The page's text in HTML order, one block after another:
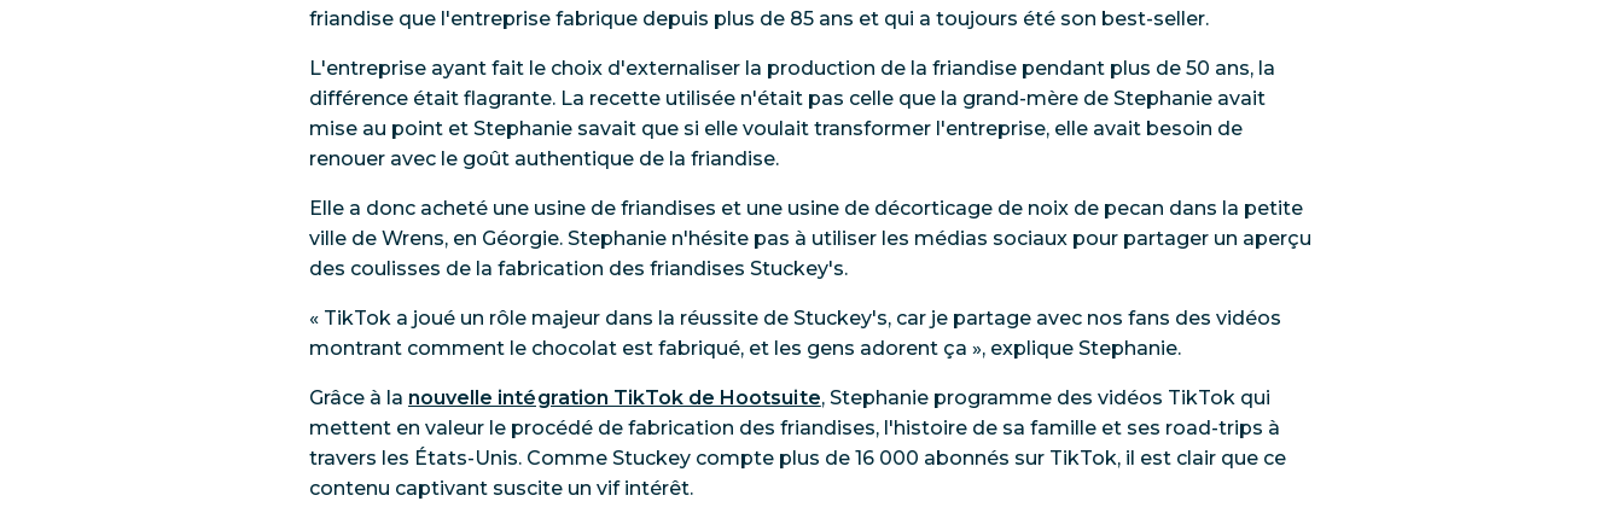
friandise que l'entreprise fabrique depuis plus de 85 ans et qui a toujours été son best-seller.
L'entreprise ayant fait le choix d'externaliser la production de la friandise pendant plus de 50 ans, la
différence était flagrante. La recette utilisée n'était pas celle que la grand-mère de Stephanie avait
mise au point et Stephanie savait que si elle voulait transformer l'entreprise, elle avait besoin de
renouer avec le goût authentique de la friandise.
Elle a donc acheté une usine de friandises et une usine de décorticage de noix de pecan dans la petite
ville de Wrens, en Géorgie. Stephanie n'hésite pas à utiliser les médias sociaux pour partager un aperçu
des coulisses de la fabrication des friandises Stuckey's.
« TikTok a joué un rôle majeur dans la réussite de Stuckey's, car je partage avec nos fans des vidéos
montrant comment le chocolat est fabriqué, et les gens adorent ça », explique Stephanie.
Grâce à la nouvelle intégration TikTok de Hootsuite, Stephanie programme des vidéos TikTok qui
mettent en valeur le procédé de fabrication des friandises, l'histoire de sa famille et ses road-trips à
travers les États-Unis. Comme Stuckey compte plus de 16 000 abonnés sur TikTok, il est clair que ce
contenu captivant suscite un vif intérêt.